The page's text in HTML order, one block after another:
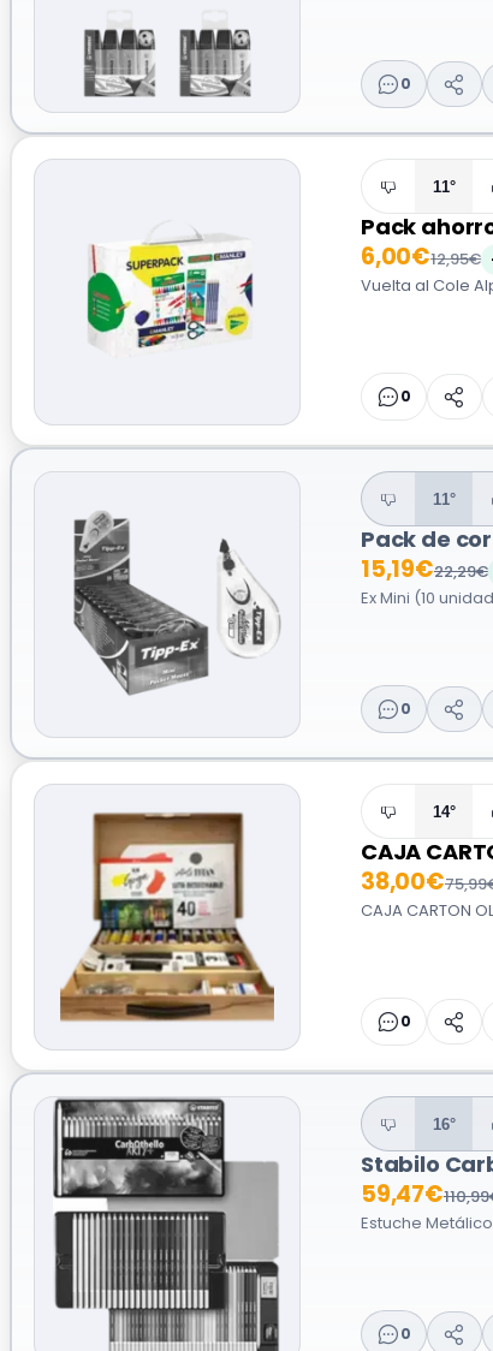
0
11°
Pack
6,00€12,95€
Vuelta al Cole
0
11°
Pack de
15,19€22,29€
Ex Mini (10
0
14°
CAJA
38,00€
CAJA CARTON
0
16°
Stabilo
59,47€
Estuche
0